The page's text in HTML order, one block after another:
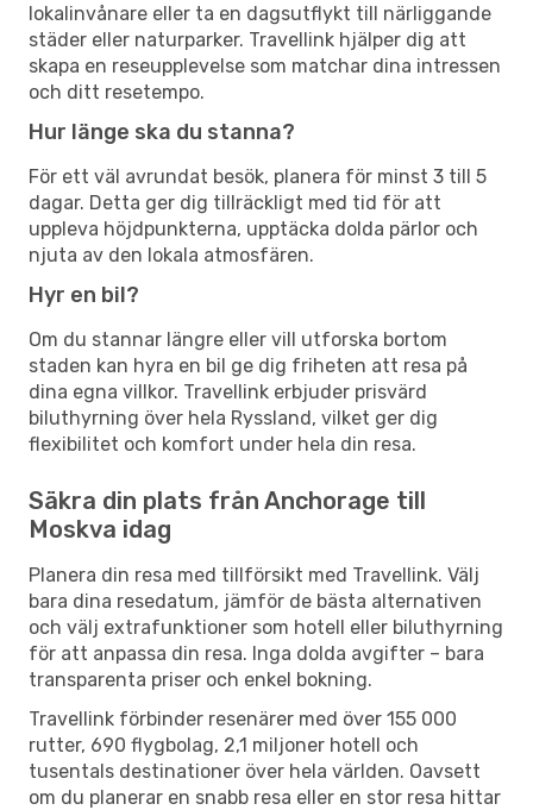
lokalinvånare eller ta en dagsutflykt till närliggande
städer eller naturparker. Travellink hjälper dig att
skapa en reseupplevelse som matchar dina intressen
och ditt resetempo.
Hur länge ska du stanna?
För ett väl avrundat besök, planera för minst 3 till 5
dagar. Detta ger dig tillräckligt med tid för att
uppleva höjdpunkterna, upptäcka dolda pärlor och
njuta av den lokala atmosfären.
Hyr en bil?
Om du stannar längre eller vill utforska bortom
staden kan hyra en bil ge dig friheten att resa på
dina egna villkor. Travellink erbjuder prisvärd
biluthyrning över hela Ryssland, vilket ger dig
flexibilitet och komfort under hela din resa.
Säkra din plats från Anchorage till
Moskva idag
Planera din resa med tillförsikt med Travellink. Välj
bara dina resedatum, jämför de bästa alternativen
och välj extrafunktioner som hotell eller biluthyrning
för att anpassa din resa. Inga dolda avgifter – bara
transparenta priser och enkel bokning.
Travellink förbinder resenärer med över 155 000
rutter, 690 flygbolag, 2,1 miljoner hotell och
tusentals destinationer över hela världen. Oavsett
om du planerar en snabb resa eller en stor resa hittar